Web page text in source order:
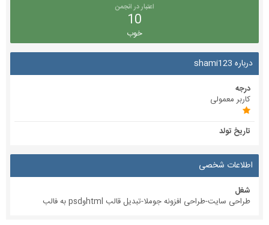
اعتبار در انجمن
10
خوب
درباره shami123
درجه
کاربر معمولی
تاریخ تولد
اطلاعات شخصی
شغل
طراحی سایت-طراحی افزونه جوملا-تبدیل قالب htmlوpsd به فالب